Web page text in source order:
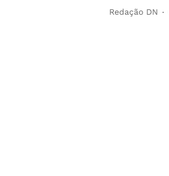
Redação DN